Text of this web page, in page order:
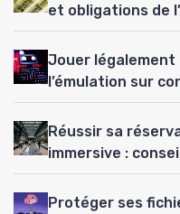
et obligations de
Jouer légalement
l’émulation sur
Réussir sa
immersive :
Protéger ses